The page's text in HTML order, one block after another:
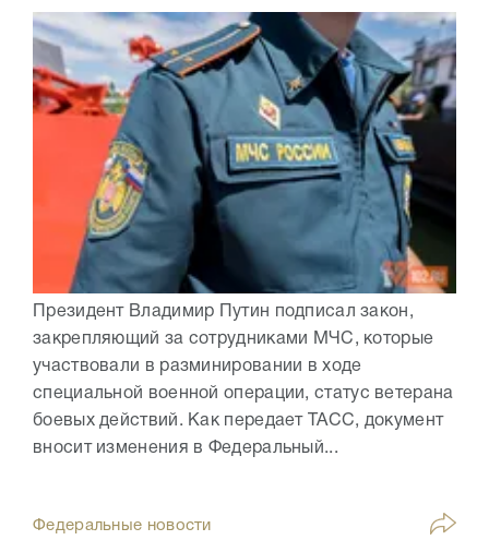
Президент Владимир Путин подписал закон,
закрепляющий за сотрудниками МЧС, которые
участвовали в разминировании в ходе
специальной военной операции, статус ветерана
боевых действий. Как передает ТАСС, документ
вносит изменения в Федеральный...
Федеральные новости